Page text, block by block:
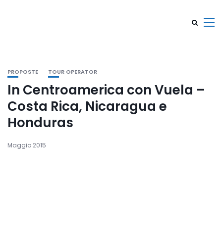
PROPOSTE TOUR OPERATOR
In Centroamerica con Vuela –
Costa Rica, Nicaragua e
Honduras
Maggio 2015